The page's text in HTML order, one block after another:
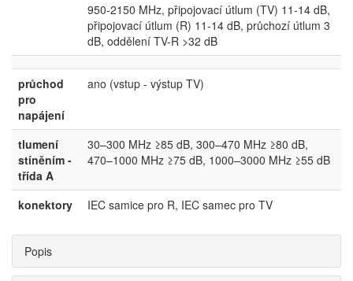
950-2150 MHz, připojovací útlum (TV) 11-14 dB,
připojovací útlum (R) 11-14 dB, průchozí útlum 3
dB, oddělení TV-R >32 dB
průchod
pro
napájení
ano (vstup - výstup TV)
tlumení
stíněním -
třída A
30–300 MHz ≥85 dB, 300–470 MHz ≥80 dB,
470–1000 MHz ≥75 dB, 1000–3000 MHz ≥55 dB
konektory IEC samice pro R, IEC samec pro TV
Popis